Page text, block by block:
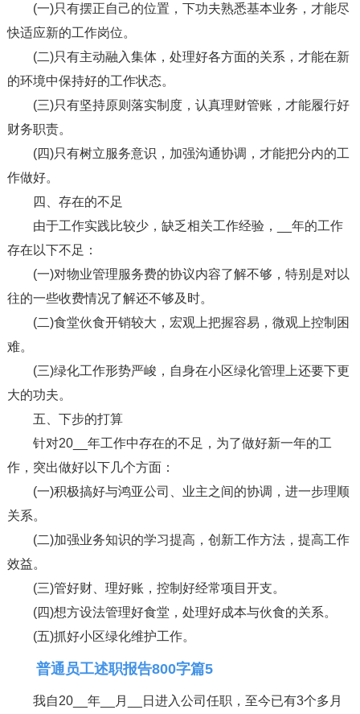
(一)只有摆正自己的位置，下功夫熟悉基本业务，才能尽
快适应新的工作岗位。
(二)只有主动融入集体，处理好各方面的关系，才能在新
的环境中保持好的工作状态。
(三)只有坚持原则落实制度，认真理财管账，才能履行好
财务职责。
(四)只有树立服务意识，加强沟通协调，才能把分内的工
作做好。
四、存在的不足
由于工作实践比较少，缺乏相关工作经验，__年的工作
存在以下不足：
(一)对物业管理服务费的协议内容了解不够，特别是对以
往的一些收费情况了解还不够及时。
(二)食堂伙食开销较大，宏观上把握容易，微观上控制困
难。
(三)绿化工作形势严峻，自身在小区绿化管理上还要下更
大的功夫。
五、下步的打算
针对20__年工作中存在的不足，为了做好新一年的工
作，突出做好以下几个方面：
(一)积极搞好与鸿亚公司、业主之间的协调，进一步理顺
关系。
(二)加强业务知识的学习提高，创新工作方法，提高工作
效益。
(三)管好财、理好账，控制好经常项目开支。
(四)想方设法管理好食堂，处理好成本与伙食的关系。
(五)抓好小区绿化维护工作。
普通员工述职报告800字篇5
我自20__年__月__日进入公司任职，至今已有3个多月